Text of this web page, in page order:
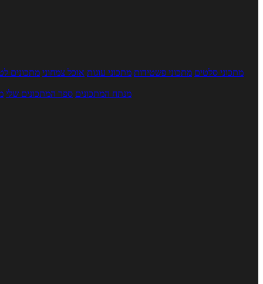
מתכוני סלטים מתכוני פשטידות מתכוני עוגות אוכל צמחוני מתכונים
מנתח המתכונים ספר המתכונים שלי